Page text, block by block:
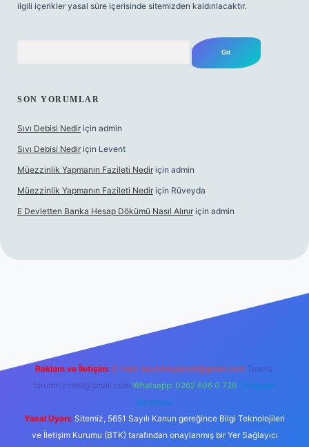
ilgili içerikler yasal süre içerisinde sitemizden kaldırılacaktır.
SON YORUMLAR
Sıvı Debisi Nedir için admin
Sıvı Debisi Nedir için Levent
Müezzinlik Yapmanın Fazileti Nedir için admin
Müezzinlik Yapmanın Fazileti Nedir için Rüveyda
E Devletten Banka Hesap Dökümü Nasıl Alınır için admin
Reklam ve İletişim: E-mail: backlinkpaneli@gmail.com Teams:
forumhizmeti@gmail.com Whatsapp: 0262 606 0 726 Telegram:
@karabul
Yasal Uyarı: Sitemiz, 5651 Sayılı Kanun gereğince Bilgi Teknolojileri
ve İletişim Kurumu (BTK) tarafından onaylanmış bir Yer Sağlayıcı